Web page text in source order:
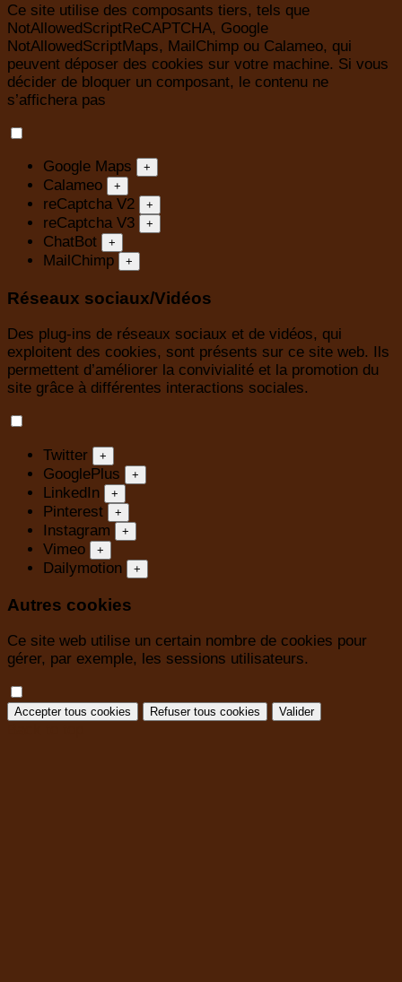
Ce site utilise des composants tiers, tels que
NotAllowedScriptReCAPTCHA, Google
NotAllowedScriptMaps, MailChimp ou Calameo, qui
peuvent déposer des cookies sur votre machine. Si vous
décider de bloquer un composant, le contenu ne
s’affichera pas
Google Maps +
Calameo +
reCaptcha V2 +
reCaptcha V3 +
ChatBot +
MailChimp +
Réseaux sociaux/Vidéos
Des plug-ins de réseaux sociaux et de vidéos, qui
exploitent des cookies, sont présents sur ce site web. Ils
permettent d’améliorer la convivialité et la promotion du
site grâce à différentes interactions sociales.
Twitter +
GooglePlus +
LinkedIn +
Pinterest +
Instagram +
Vimeo +
Dailymotion +
Autres cookies
Ce site web utilise un certain nombre de cookies pour
gérer, par exemple, les sessions utilisateurs.
Accepter tous cookies Refuser tous cookies Valider